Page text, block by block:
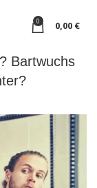
0 0,00 €
Bartwuchs